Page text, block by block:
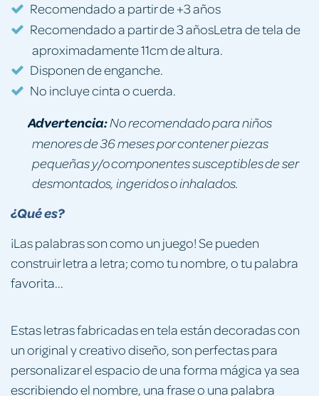
¿Qué es?
¡Las palabras son como un juego! Se pueden
construir letra a letra; como tu nombre, o tu palabra
favorita...
Estas letras fabricadas en tela están decoradas con
un original y creativo diseño, son perfectas para
personalizar el espacio de una forma mágica ya sea
escribiendo el nombre, una frase o una palabra
Recomendado a partir de +3 años
Recomendado a partir de 3 añosLetra de tela de
aproximadamente 11cm de altura.
Disponen de enganche.
No incluye cinta o cuerda.
Advertencia:No recomendado para niños
menores de 36 meses por contener piezas
pequeñas y/o componentes susceptibles de ser
desmontados, ingeridos o inhalados.